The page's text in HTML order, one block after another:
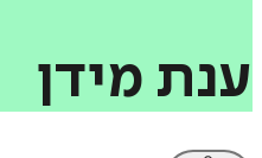
ענת מידן